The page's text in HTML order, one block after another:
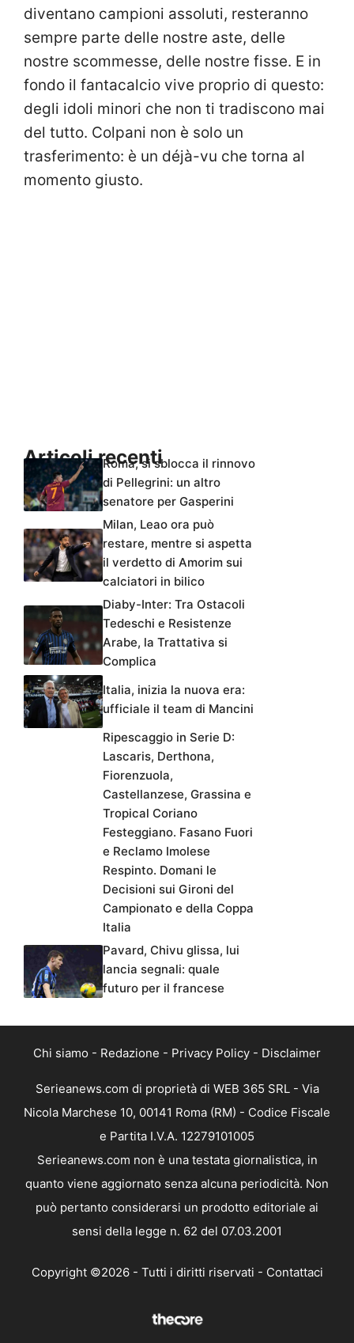
diventano campioni assoluti, resteranno
sempre parte delle nostre aste, delle
nostre scommesse, delle nostre fisse. E in
fondo il fantacalcio vive proprio di questo:
degli idoli minori che non ti tradiscono mai
del tutto. Colpani non è solo un
trasferimento: è un déjà-vu che torna al
momento giusto.
Articoli recentiRoma, si sblocca il rinnovo
di Pellegrini: un altro
senatore per Gasperini
Milan, Leao ora può
restare, mentre si aspetta
il verdetto di Amorim sui
calciatori in bilico
Diaby-Inter: Tra Ostacoli
Tedeschi e Resistenze
Arabe, la Trattativa si
Complica
Italia, inizia la nuova era:
ufficiale il team di Mancini
Ripescaggio in Serie D:
Lascaris, Derthona,
Fiorenzuola,
Castellanzese, Grassina e
Tropical Coriano
Festeggiano. Fasano Fuori
e Reclamo Imolese
Respinto. Domani le
Decisioni sui Gironi del
Campionato e della Coppa
Italia
Pavard, Chivu glissa, lui
lancia segnali: quale
futuro per il francese
Chi siamo - Redazione - Privacy Policy - Disclaimer
Serieanews.com di proprietà di WEB 365 SRL - Via
Nicola Marchese 10, 00141 Roma (RM) - Codice Fiscale
e Partita I.V.A. 12279101005
Serieanews.com non è una testata giornalistica, in
quanto viene aggiornato senza alcuna periodicità. Non
può pertanto considerarsi un prodotto editoriale ai
sensi della legge n. 62 del 07.03.2001
Copyright ©2026 - Tutti i diritti riservati - Contattaci